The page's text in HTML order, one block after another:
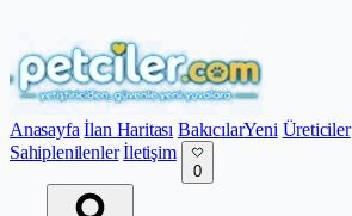
Anasayfa İlan Haritası BakıcılarYeni Üreticiler
Sahiplenilenler İletişim
0